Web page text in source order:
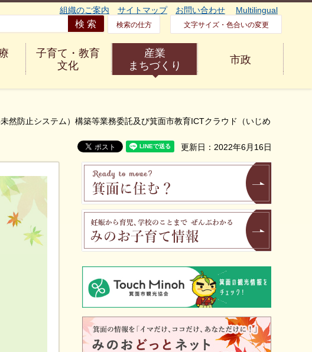
組織のご案内 サイトマップ お問い合わせ Multilingual
検索の仕方 文字サイズ・色合いの変更
子育て・教育
文化
産業
まちづくり
市政
然防止システム）構築等業務委託及び箕面市教育ICTクラウド（いじめ
更新日：2022年6月16日